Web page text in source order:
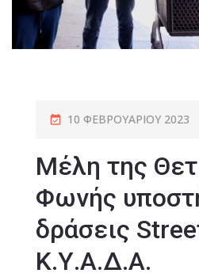
10 ΦΕΒΡΟΥΑΡΊΟΥ 2023
Μέλη της
Φωνής
δράσεις
Κ.Υ.Α.Δ.Α.